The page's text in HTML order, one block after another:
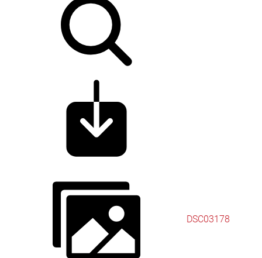
DSC03178